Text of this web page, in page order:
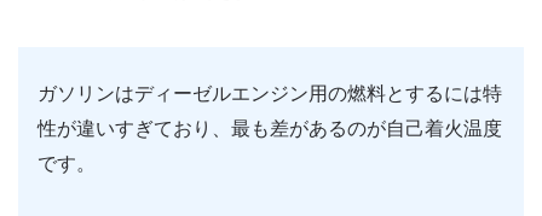
ガソリンはディーゼルエンジン用の燃料とするには特
性が違いすぎており、最も差があるのが自己着火温度
です。